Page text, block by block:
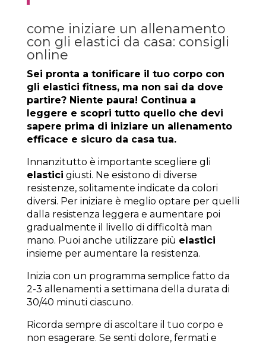
come iniziare un allenamento
con gli elastici da casa: consigli
online
Sei pronta a tonificare il tuo corpo con
gli elastici fitness, ma non sai da dove
partire? Niente paura! Continua a
leggere e scopri tutto quello che devi
sapere prima di iniziare un allenamento
efficace e sicuro da casa tua.
Innanzitutto è importante scegliere gli
elastici giusti. Ne esistono di diverse
resistenze, solitamente indicate da colori
diversi. Per iniziare è meglio optare per quelli
dalla resistenza leggera e aumentare poi
gradualmente il livello di difficoltà man
mano. Puoi anche utilizzare più elastici
insieme per aumentare la resistenza.
Inizia con un programma semplice fatto da
2-3 allenamenti a settimana della durata di
30/40 minuti ciascuno.
Ricorda sempre di ascoltare il tuo corpo e
non esagerare. Se senti dolore, fermati e